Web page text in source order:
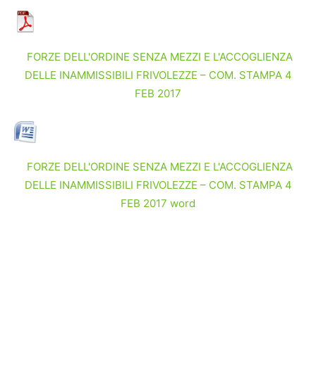
FORZE DELL'ORDINE SENZA MEZZI E L'ACCOGLIENZA
DELLE INAMMISSIBILI FRIVOLEZZE – COM. STAMPA 4
FEB 2017
FORZE DELL'ORDINE SENZA MEZZI E L'ACCOGLIENZA
DELLE INAMMISSIBILI FRIVOLEZZE – COM. STAMPA 4
FEB 2017 word